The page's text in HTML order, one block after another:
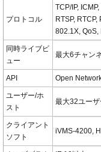
プロトコル
TCP/IP,
RTSP,
802.1X, QoS,
同時ライブビ
ュー
最大6チャン
API Open
ユーザー/ホ
スト
最大32ユー
クライアント
ソフト
iVMS-4200,